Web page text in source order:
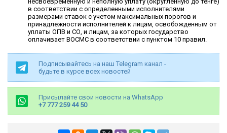
в соответствии с определенными исполнителями
размерами ставок с учетом максимальных порогов и
принадлежности исполнителей к лицам, освобожденным от
уплаты ОПВ и СО, и лицам, за которых государство
оплачивает ВОСМС в соответствии с пунктом 10 правил.
Подписывайтесь на наш Telegram канал -
будьте в курсе всех новостей
Присылайте свои новости на WhatsApp
+7 777 259 44 50